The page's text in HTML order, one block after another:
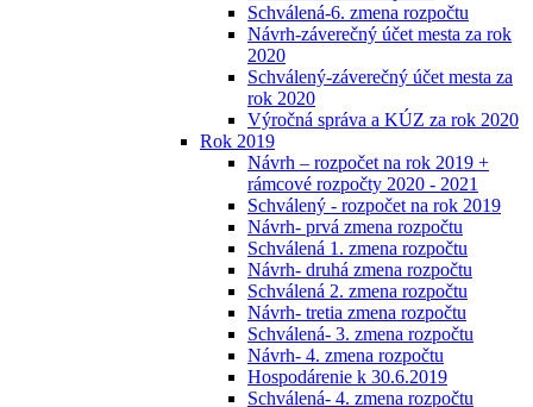
Schválená-6. zmena rozpočtu
Návrh-záverečný účet mesta za rok
2020
Schválený-záverečný účet mesta za
rok 2020
Výročná správa a KÚZ za rok 2020
Rok 2019
Návrh – rozpočet na rok 2019 +
rámcové rozpočty 2020 - 2021
Schválený - rozpočet na rok 2019
Návrh- prvá zmena rozpočtu
Schválená 1. zmena rozpočtu
Návrh- druhá zmena rozpočtu
Schválená 2. zmena rozpočtu
Návrh- tretia zmena rozpočtu
Schválená- 3. zmena rozpočtu
Návrh- 4. zmena rozpočtu
Hospodárenie k 30.6.2019
Schválená- 4. zmena rozpočtu